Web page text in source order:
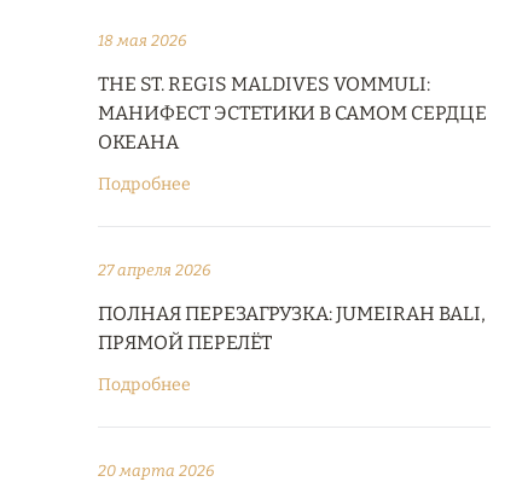
18 мая 2026
THE ST. REGIS MALDIVES VOMMULI:
МАНИФЕСТ ЭСТЕТИКИ В САМОМ СЕРДЦЕ
ОКЕАНА
Подробнее
27 апреля 2026
ПОЛНАЯ ПЕРЕЗАГРУЗКА: JUMEIRAH BALI,
ПРЯМОЙ ПЕРЕЛЁТ
Подробнее
20 марта 2026